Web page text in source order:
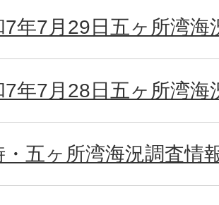
7年7月29日五ヶ所湾海
7年7月28日五ヶ所湾海
・五ヶ所湾海況調査情